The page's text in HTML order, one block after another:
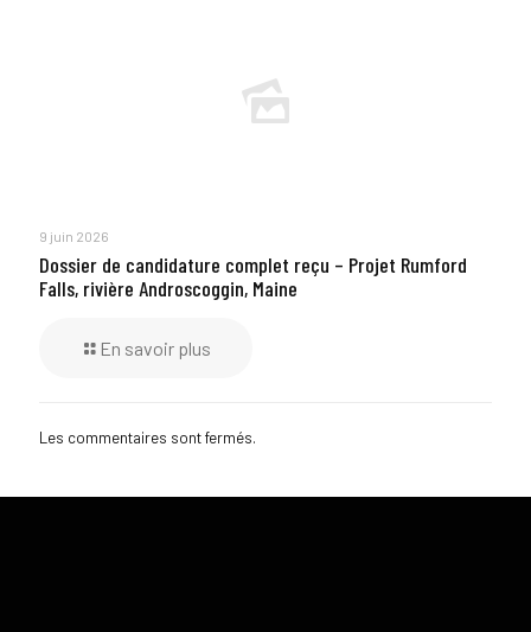
9 juin 2026
Dossier de candidature complet reçu – Projet Rumford
Falls, rivière Androscoggin, Maine
En savoir plus
Les commentaires sont fermés.